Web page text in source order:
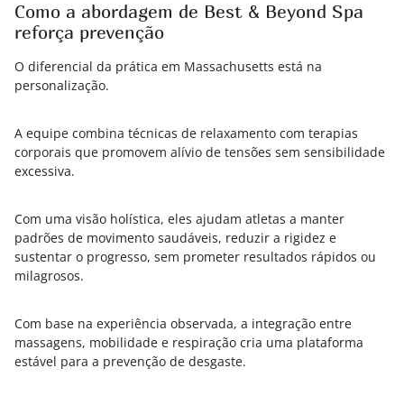
Como a abordagem de Best & Beyond Spa
reforça prevenção
O diferencial da prática em Massachusetts está na
personalização.
A equipe combina técnicas de relaxamento com terapias
corporais que promovem alívio de tensões sem sensibilidade
excessiva.
Com uma visão holística, eles ajudam atletas a manter
padrões de movimento saudáveis, reduzir a rigidez e
sustentar o progresso, sem prometer resultados rápidos ou
milagrosos.
Com base na experiência observada, a integração entre
massagens, mobilidade e respiração cria uma plataforma
estável para a prevenção de desgaste.